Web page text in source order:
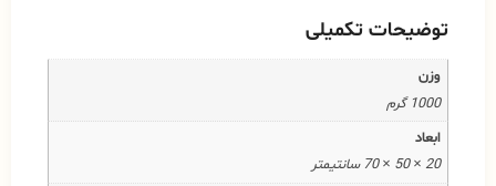
توضیحات تکمیلی
وزن
1000 گرم
ابعاد
20 × 50 × 70 سانتیمتر